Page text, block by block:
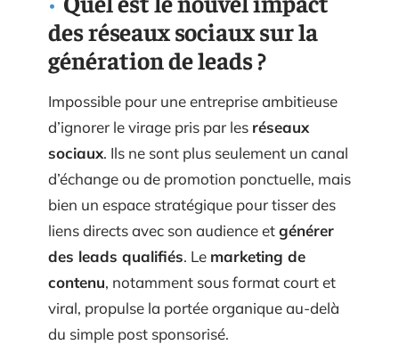
des réseaux sociaux sur la
génération de leads ?
Impossible pour une entreprise ambitieuse
d’ignorer le virage pris par les réseaux
sociaux. Ils ne sont plus seulement un canal
d’échange ou de promotion ponctuelle, mais
bien un espace stratégique pour tisser des
liens directs avec son audience etgénérer
des leads qualifiés. Le marketing de
contenu, notamment sous format court et
viral, propulse la portée organique au-delà
du simple post sponsorisé.